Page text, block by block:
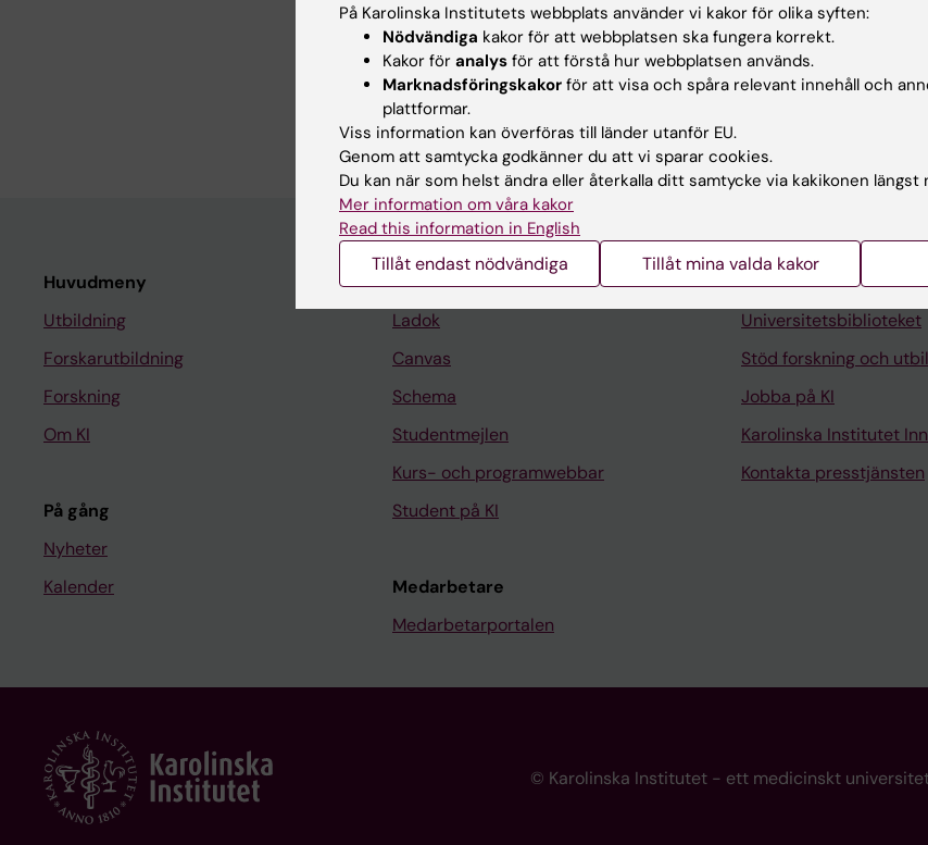
Examina och utbildning
Degree of Bachelor in Sport Sciences, Swedish School of Sport and
Sciences, 2024
Huvudmeny
Utbildning
Forskarutbildning
Forskning
Om KI
På gång
Nyheter
Kalender
Student
Ladok
Canvas
Schema
Studentmejlen
Kurs- och programwebbar
Student på KI
Medarbetare
Medarbetarportalen
Kontakta och besök KI
Universitetsbiblioteket
Stöd forskning och
Jobba på KI
Karolinska Institutet
Kontakta presstjänsten
© Karolinska Institutet - ett medicinskt
På Karolinska Institutets webbplats använder vi kakor för olika syften:
Nödvändiga kakor för att webbplatsen ska fungera korrekt.
Kakor för analys för att förstå hur webbplatsen används.
Marknadsföringskakor för att visa och spåra relevant innehåll och
plattformar.
Viss information kan överföras till länder utanför EU.
Genom att samtycka godkänner du att vi sparar cookies.
Du kan när som helst ändra eller återkalla ditt samtycke via kakikonen
Mer information om våra kakor
Read this information in English
Tillåt endast nödvändiga Tillåt mina valda kakor